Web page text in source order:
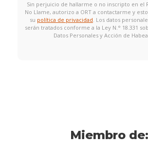
Sin perjuicio de hallarme o no inscripto en el
No Llame, autorizo a ORT a contactarme y
su política de privacidad. Los datos
serán tratados conforme a la Ley N.° 18.331
Datos Personales y Acción de
Miembro de: